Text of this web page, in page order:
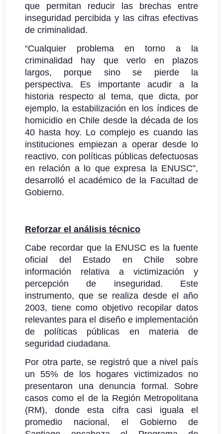
que permitan reducir las brechas entre
inseguridad percibida y las cifras efectivas
de criminalidad.
“Cualquier problema en torno a la
criminalidad hay que verlo en plazos
largos, porque sino se pierde la
perspectiva. Es importante acudir a la
historia respecto al tema, que dicta, por
ejemplo, la estabilización en los índices de
homicidio en Chile desde la década de los
40 hasta hoy. Lo complejo es cuando las
instituciones empiezan a operar desde lo
reactivo, con políticas públicas defectuosas
en relación a lo que expresa la ENUSC”,
desarrolló el académico de la Facultad de
Gobierno.
Reforzar el análisis técnico
Cabe recordar que la ENUSC es la fuente
oficial del Estado en Chile sobre
información relativa a victimización y
percepción de inseguridad. Este
instrumento, que se realiza desde el año
2003, tiene como objetivo recopilar datos
relevantes para el diseño e implementación
de políticas públicas en materia de
seguridad ciudadana.
Por otra parte, se registró que a nivel país
un 55% de los hogares victimizados no
presentaron una denuncia formal. Sobre
casos como el de la Región Metropolitana
(RM), donde esta cifra casi iguala el
promedio nacional, el Gobierno de